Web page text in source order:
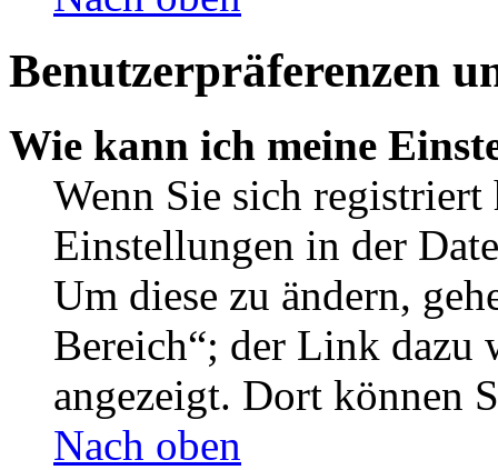
Benutzerpräferenzen
Wie kann ich meine
Wenn Sie sich
Einstellungen in der
Um diese zu ändern,
Bereich“; der Link dazu
angezeigt. Dort können
Nach oben